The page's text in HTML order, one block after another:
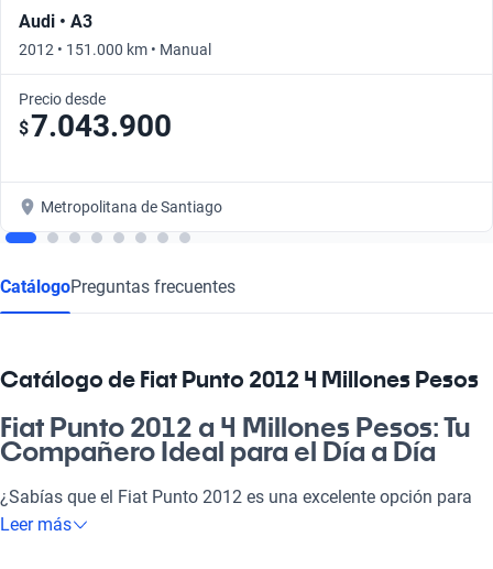
Audi • A3
2012 • 151.000 km • Manual
Precio desde
$7.043.900
Metropolitana de Santiago
CatálogoPreguntas frecuentes
Catálogo de Fiat Punto 2012 4 Millones Pesos
Fiat Punto 2012 a 4 Millones Pesos: Tu
Compañero Ideal para el Día a Día
¿Sabías que el Fiat Punto 2012 es una excelente opción para
quienes buscan un auto que se sienta como parte de la
Leer más